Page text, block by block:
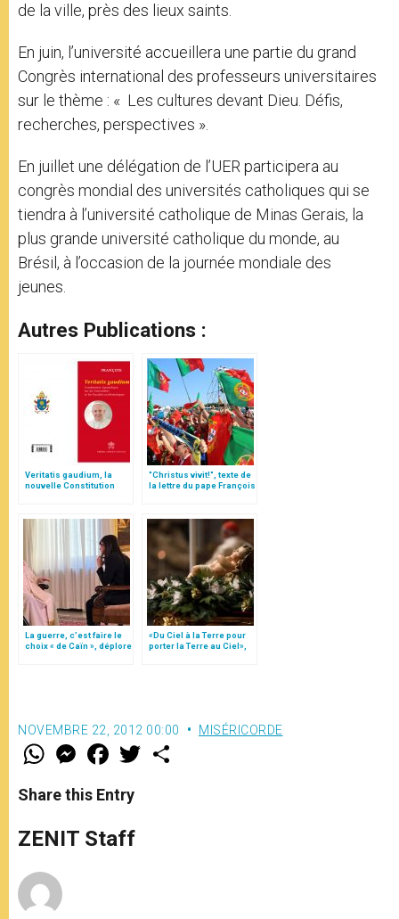
de la ville, près des lieux saints.
En juin, l’université accueillera une partie du grand
Congrès international des professeurs universitaires
sur le thème : « Les cultures devant Dieu. Défis,
recherches, perspectives ».
En juillet une délégation de l’UER participera au
congrès mondial des universités catholiques qui se
tiendra à l’université catholique de Minas Gerais, la
plus grande université catholique du monde, au
Brésil, à l’occasion de la journée mondiale des
jeunes.
Autres Publications :
Veritatis gaudium, la
nouvelle Constitution
"Christus vivit!", texte de
la lettre du pape François
La guerre, c’est faire le
choix « de Caïn », déplore
«Du Ciel à la Terre pour
porter la Terre au Ciel»,
NOVEMBRE 22, 2012 00:00 MISÉRICORDE
W
t
s
p
p
M
e
s
e
g
e
F
a
e
b
o
k
w
Share this Entry
ZENIT Staff